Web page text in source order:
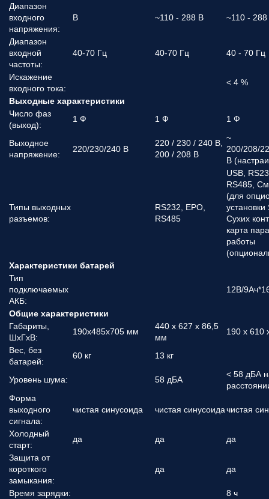
Диапазон
входного
напряжения:
В ~110 - 288 В ~110 -
Диапазон
входной
частоты:
40-70 Гц 40-70 Гц 40 - 70 Гц
Искажение
входного тока:
< 4 %
Выходные характеристики
Число фаз
(выход):
1 Ф 1 Ф 1 Ф
Выходное
напряжение:
220/230/240 В
220 / 230 / 240 В,
200 / 208 В
~
200/208/
В
Типы выходных
разъемов:
RS232, EPO,
RS485
USB,
RS485,
(для
установки
Сухих
карта
работы
Характеристики батарей
Тип
подключаемых
АКБ:
12В/
Общие характеристики
Габариты,
ШхГхВ:
190x485x705 мм
440 x 627 x 86,5
мм
190 x 610
Вес, без
батарей:
60 кг 13 кг
Уровень шума: 58 дБА
< 58 дБА
Форма
выходного
сигнала:
чистая синусоида чистая синусоидачистая
Холодный
старт:
да да
да
Защита от
короткого
замыкания:
да да
Время зарядки: 8 ч